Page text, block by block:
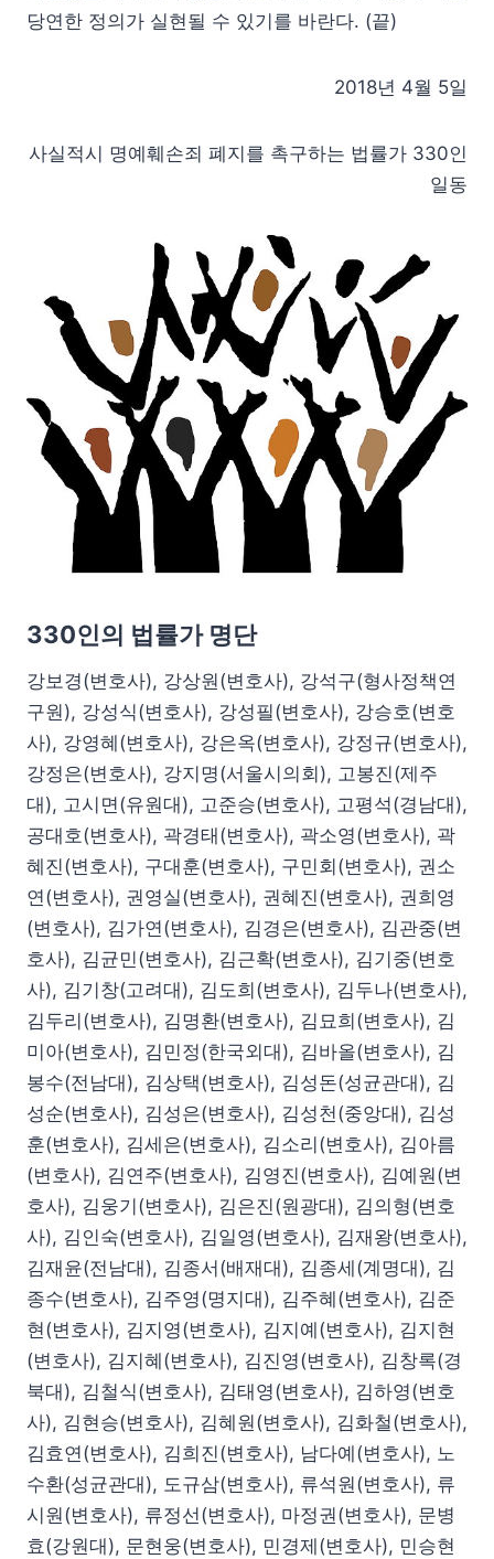
당연한 정의가 실현될 수 있기를 바란다. (끝)
2018년 4월 5일
사실적시 명예훼손죄 폐지를 촉구하는 법률가 330인
일동
330인의 법률가 명단
강보경(변호사), 강상원(변호사), 강석구(형사정책연
구원), 강성식(변호사), 강성필(변호사), 강승호(변호
사), 강영혜(변호사), 강은옥(변호사), 강정규(변호사),
강정은(변호사), 강지명(서울시의회), 고봉진(제주
대), 고시면(유원대), 고준승(변호사), 고평석(경남대),
공대호(변호사), 곽경태(변호사), 곽소영(변호사), 곽
혜진(변호사), 구대훈(변호사), 구민회(변호사), 권소
연(변호사), 권영실(변호사), 권혜진(변호사), 권희영
(변호사), 김가연(변호사), 김경은(변호사), 김관중(변
호사), 김균민(변호사), 김근확(변호사), 김기중(변호
사), 김기창(고려대), 김도희(변호사), 김두나(변호사),
김두리(변호사), 김명환(변호사), 김묘희(변호사), 김
미아(변호사), 김민정(한국외대), 김바올(변호사), 김
봉수(전남대), 김상택(변호사), 김성돈(성균관대), 김
성순(변호사), 김성은(변호사), 김성천(중앙대), 김성
훈(변호사), 김세은(변호사), 김소리(변호사), 김아름
(변호사), 김연주(변호사), 김영진(변호사), 김예원(변
호사), 김웅기(변호사), 김은진(원광대), 김의형(변호
사), 김인숙(변호사), 김일영(변호사), 김재왕(변호사),
김재윤(전남대), 김종서(배재대), 김종세(계명대), 김
종수(변호사), 김주영(명지대), 김주혜(변호사), 김준
현(변호사), 김지영(변호사), 김지예(변호사), 김지현
(변호사), 김지혜(변호사), 김진영(변호사), 김창록(경
북대), 김철식(변호사), 김태영(변호사), 김하영(변호
사), 김현승(변호사), 김혜원(변호사), 김화철(변호사),
김효연(변호사), 김희진(변호사), 남다예(변호사), 노
수환(성균관대), 도규삼(변호사), 류석원(변호사), 류
시원(변호사), 류정선(변호사), 마정권(변호사), 문병
효(강원대), 문현웅(변호사), 민경제(변호사), 민승현